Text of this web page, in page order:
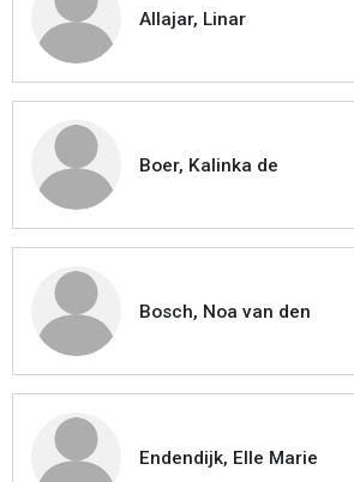
Allajar, Linar
Boer, Kalinka de
Bosch, Noa van den
Endendijk, Elle Marie